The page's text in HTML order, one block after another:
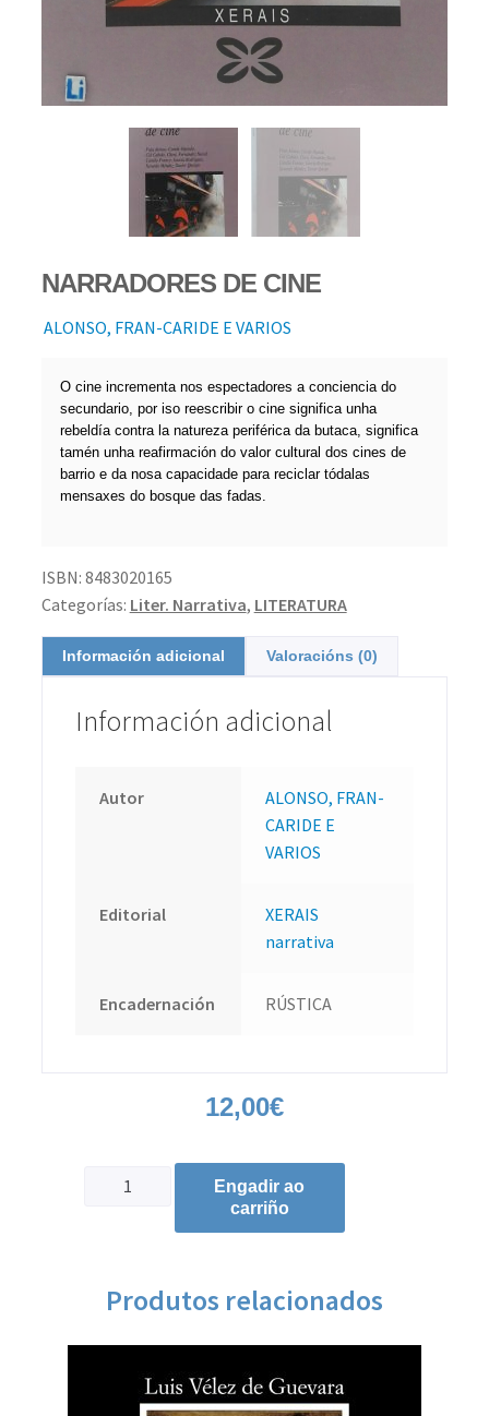
NARRADORES DE CINE
ALONSO, FRAN-CARIDE E VARIOS
O cine incrementa nos espectadores a conciencia do
secundario, por iso reescribir o cine significa unha
rebeldía contra la natureza periférica da butaca, significa
tamén unha reafirmación do valor cultural dos cines de
barrio e da nosa capacidade para reciclar tódalas
mensaxes do bosque das fadas.
ISBN: 8483020165
Categorías: Liter. Narrativa, LITERATURA
Información adicional Valoracións (0)
Información adicional
Autor
ALONSO, FRAN-
CARIDE E
VARIOS
Editorial
XERAIS
narrativa
Encadernación RÚSTICA
12,00€
Engadir ao
carriño
Produtos relacionados